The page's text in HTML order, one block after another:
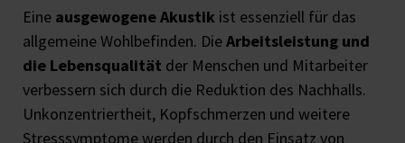
Eine ausgewogene Akustik ist essenziell für das
allgemeine Wohlbefinden. DieArbeitsleistung und
die Lebensqualität der Menschen und Mitarbeiter
verbessern sich durch die Reduktion des Nachhalls.
Unkonzentriertheit, Kopfschmerzen und weitere
Stresssymptome werden durch den Einsatz von